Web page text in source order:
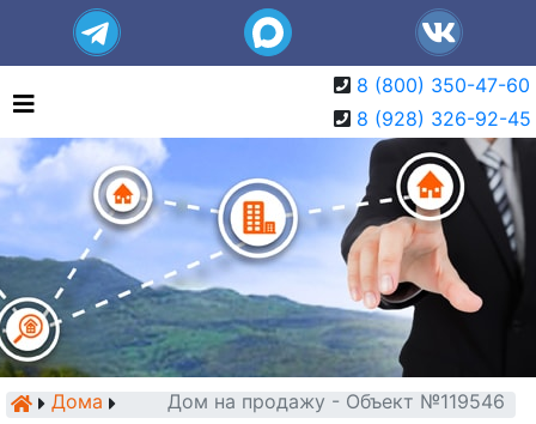
8 (800) 350-47-60
8 (928) 326-92-45
Дома Дом на продажу - Объект №119546